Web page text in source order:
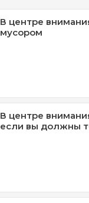
В центре
мусором
В центре
если вы должны